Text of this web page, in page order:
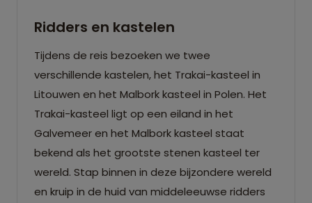
Ridders en kastelen
Tijdens de reis bezoeken we twee
verschillende kastelen, het Trakai-kasteel in
Litouwen en het Malbork kasteel in Polen. Het
Trakai-kasteel ligt op een eiland in het
Galvemeer en het Malbork kasteel staat
bekend als het grootste stenen kasteel ter
wereld. Stap binnen in deze bijzondere wereld
en kruip in de huid van middeleeuwse ridders